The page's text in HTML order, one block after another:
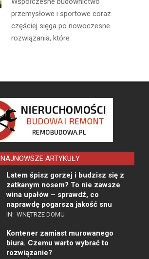
przemysłowe i sportowe coraz
częściej sięga po nowoczesne
rozwiązania, które
NAJNOWSZE ARTYKUŁY
Latem śpisz gorzej i budzisz się z
zatkanym nosem? To nie zawsze
wina upałów – sprawdź, co
naprawdę pogarsza jakość snu
IN: WNĘTRZE DOMU
Kontener zamiast murowanego
biura. Czemu warto wybrać to
rozwiązanie?